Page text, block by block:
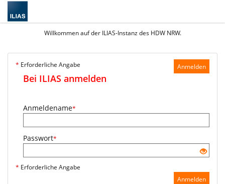
Willkommen auf der ILIAS-Instanz des HDW NRW.
Anmelden
* Erforderliche Angabe
Bei ILIAS anmelden
Anmeldename*
Passwort*
* Erforderliche Angabe
Anmelden